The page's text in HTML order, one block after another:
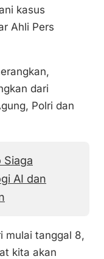
kasus
Ahli Pers
dari
Polri dan
Siaga
AI dan
mulai tanggal 8,
kita akan